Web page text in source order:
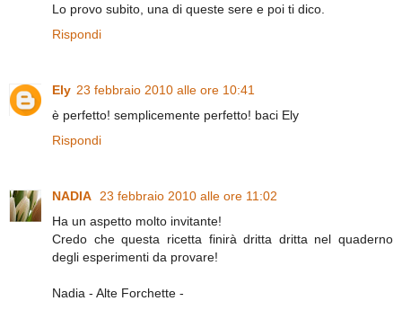
Lo provo subito, una di queste sere e poi ti dico.
Rispondi
Ely 23 febbraio 2010 alle ore 10:41
è perfetto! semplicemente perfetto! baci Ely
Rispondi
NADIA 23 febbraio 2010 alle ore 11:02
Ha un aspetto molto invitante!
Credo che questa ricetta finirà dritta dritta nel quaderno
degli esperimenti da provare!
Nadia - Alte Forchette -